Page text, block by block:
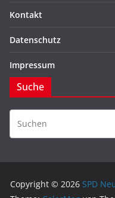
Kontakt
Datenschutz
Impressum
Suche
Copyright © 2026 SPD